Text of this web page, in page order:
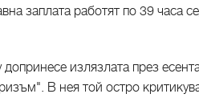
заплата работят по 39 часа
излязлата през
В нея той остро